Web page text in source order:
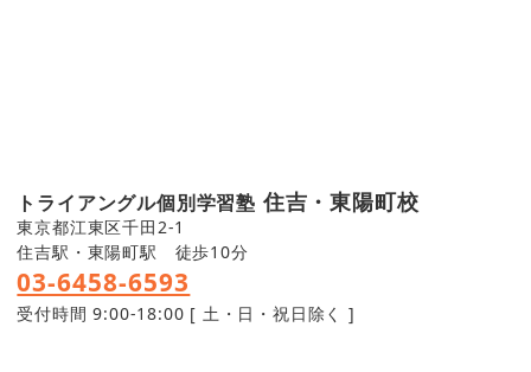
トライアングル個別学習塾 住吉・東陽町校
東京都江東区千田2-1
住吉駅・東陽町駅 徒歩10分
03-6458-6593
受付時間 9:00-18:00 [ 土・日・祝日除く ]